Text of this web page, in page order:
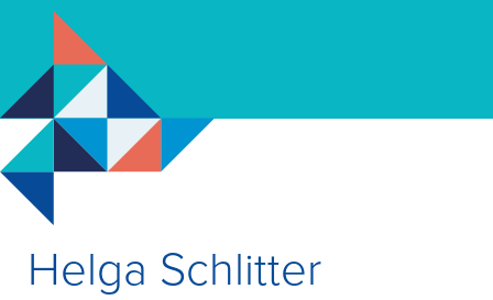
Helga Schlitter